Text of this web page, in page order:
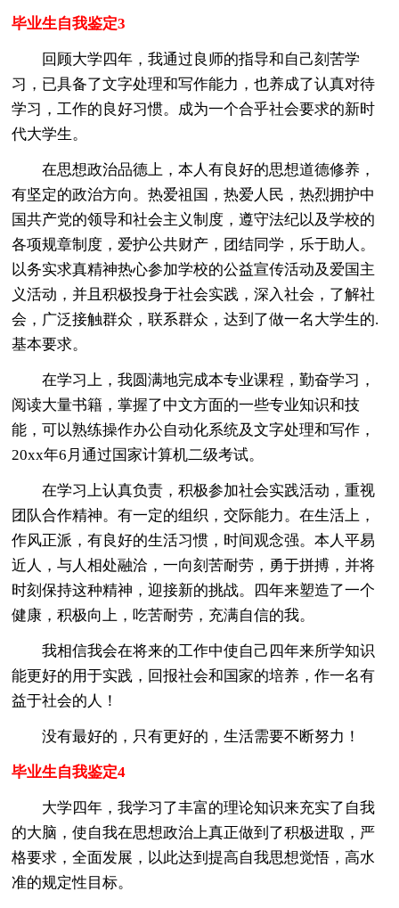
毕业生自我鉴定3
回顾大学四年，我通过良师的指导和自己刻苦学
习，已具备了文字处理和写作能力，也养成了认真对待
学习，工作的良好习惯。成为一个合乎社会要求的新时
代大学生。
在思想政治品德上，本人有良好的思想道德修养，
有坚定的政治方向。热爱祖国，热爱人民，热烈拥护中
国共产党的领导和社会主义制度，遵守法纪以及学校的
各项规章制度，爱护公共财产，团结同学，乐于助人。
以务实求真精神热心参加学校的公益宣传活动及爱国主
义活动，并且积极投身于社会实践，深入社会，了解社
会，广泛接触群众，联系群众，达到了做一名大学生的.
基本要求。
在学习上，我圆满地完成本专业课程，勤奋学习，
阅读大量书籍，掌握了中文方面的一些专业知识和技
能，可以熟练操作办公自动化系统及文字处理和写作，
20xx年6月通过国家计算机二级考试。
在学习上认真负责，积极参加社会实践活动，重视
团队合作精神。有一定的组织，交际能力。在生活上，
作风正派，有良好的生活习惯，时间观念强。本人平易
近人，与人相处融洽，一向刻苦耐劳，勇于拼搏，并将
时刻保持这种精神，迎接新的挑战。四年来塑造了一个
健康，积极向上，吃苦耐劳，充满自信的我。
我相信我会在将来的工作中使自己四年来所学知识
能更好的用于实践，回报社会和国家的培养，作一名有
益于社会的人！
没有最好的，只有更好的，生活需要不断努力！
毕业生自我鉴定4
大学四年，我学习了丰富的理论知识来充实了自我
的大脑，使自我在思想政治上真正做到了积极进取，严
格要求，全面发展，以此达到提高自我思想觉悟，高水
准的规定性目标。